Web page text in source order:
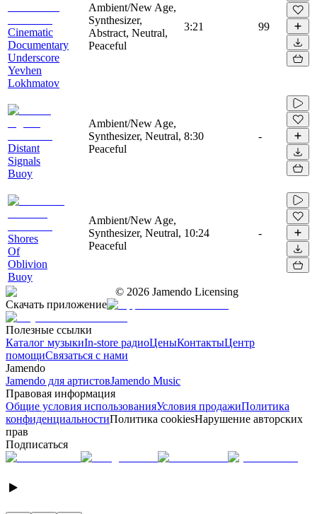
Cinematic
Documentary
Underscore
Yevhen
Lokhmatov
Ambient/New Age,
Synthesizer,
Abstract, Neutral,
Peaceful
3:21 99
Distant
Signals
Buoy
Ambient/New Age,
Synthesizer, Neutral,
Peaceful
8:30 -
Shores
Of
Oblivion
Buoy
Ambient/New Age,
Synthesizer, Neutral,
Peaceful
10:24 -
© 2026 Jamendo Licensing
Скачать приложение
Полезные ссылки
Каталог музыкиIn-store радиоЦеныКонтактыЦентр
помощиСвязаться с нами
Jamendo
Jamendo для артистовJamendo Music
Правовая информация
Общие условия использованияУсловия продажиПолитика
конфиденциальностиПолитика cookiesНарушение авторских
прав
Подписаться